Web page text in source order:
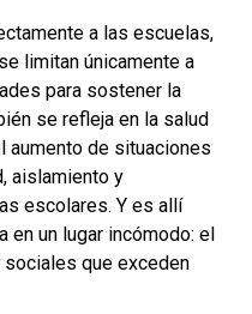
a las escuelas,
limitan únicamente a
para sostener la
se refleja en la salud
aumento de situaciones
aislamiento y
escolares. Y es allí
en un lugar incómodo: el
que exceden